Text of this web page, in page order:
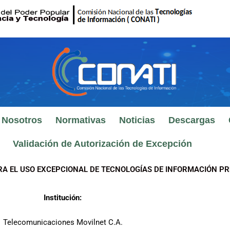
Normativas Noticias Descargas
Validación de Autorización de Excepción
EL USO EXCEPCIONAL DE TECNOLOGÍAS DE INFORMACIÓN
Institución:
Telecomunicaciones Movilnet C.A.